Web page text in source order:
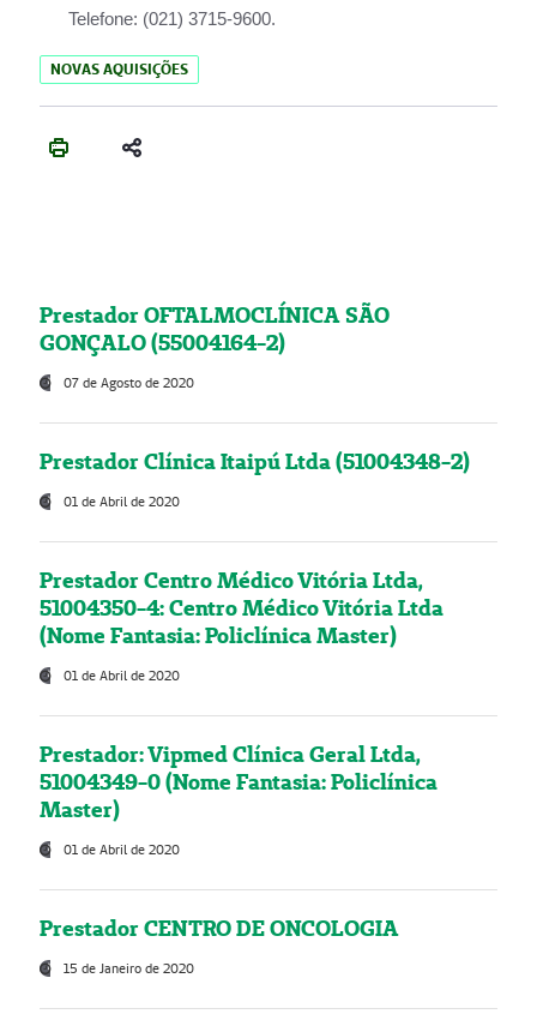
Telefone: (021) 3715-9600.
NOVAS AQUISIÇÕES
Prestador OFTALMOCLÍNICA SÃO
GONÇALO (55004164-2)
07 de Agosto de 2020
Prestador Clínica Itaipú Ltda (51004348-2)
01 de Abril de 2020
Prestador Centro Médico Vitória Ltda,
51004350-4: Centro Médico Vitória Ltda
(Nome Fantasia: Policlínica Master)
01 de Abril de 2020
Prestador: Vipmed Clínica Geral Ltda,
51004349-0 (Nome Fantasia: Policlínica
Master)
01 de Abril de 2020
Prestador CENTRO DE ONCOLOGIA
15 de Janeiro de 2020